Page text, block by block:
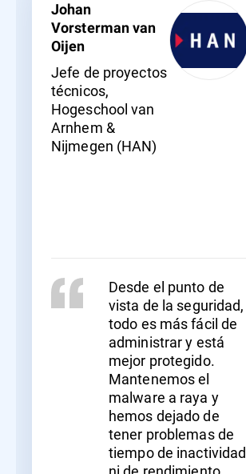
Johan
Vorsterman van
Oijen
Jefe de proyectos
técnicos,
Hogeschool van
Arnhem &
Nijmegen (HAN)
Desde el punto de
vista de la seguridad,
todo es más fácil de
administrar y está
mejor protegido.
Mantenemos el
malware a raya y
hemos dejado de
tener problemas de
tiempo de inactividad